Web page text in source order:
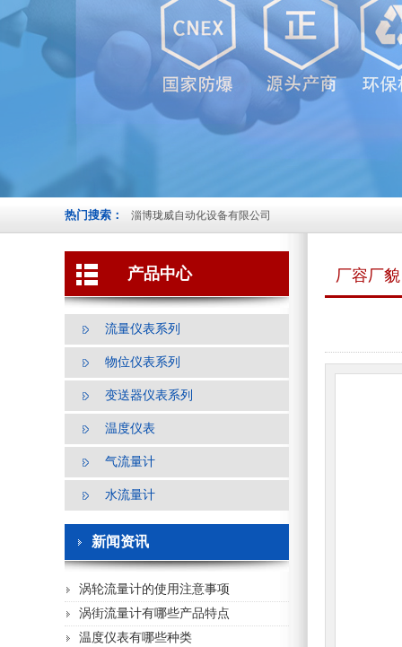
热门搜索： 淄博珑威自动化设备有限公司
产品中心
流量仪表系列
物位仪表系列
变送器仪表系列
温度仪表
气流量计
水流量计
新闻资讯
涡轮流量计的使用注意事项
涡街流量计有哪些产品特点
温度仪表有哪些种类
厂容厂貌